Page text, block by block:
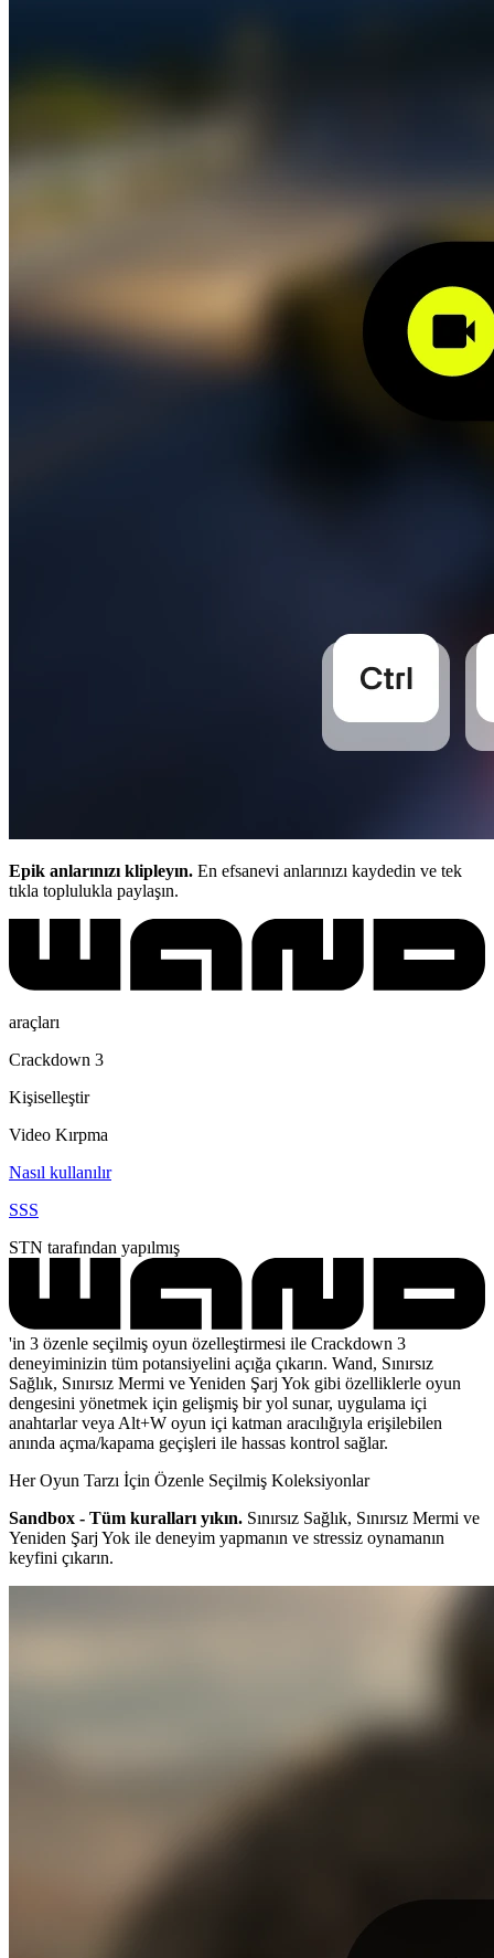
Epik anlarınızı klipleyın. En efsanevi anlarınızı kaydedin ve tek
tıkla toplulukla paylaşın.
araçları
Crackdown 3
Kişiselleştir
Video Kırpma
Nasıl kullanılır
SSS
STN tarafından yapılmış
'in 3 özenle seçilmiş oyun özelleştirmesi ile Crackdown 3
deneyiminizin tüm potansiyelini açığa çıkarın. Wand, Sınırsız
Sağlık, Sınırsız Mermi ve Yeniden Şarj Yok gibi özelliklerle oyun
dengesini yönetmek için gelişmiş bir yol sunar, uygulama içi
anahtarlar veya Alt+W oyun içi katman aracılığıyla erişilebilen
anında açma/kapama geçişleri ile hassas kontrol sağlar.
Her Oyun Tarzı İçin Özenle Seçilmiş Koleksiyonlar
Sandbox - Tüm kuralları yıkın. Sınırsız Sağlık, Sınırsız Mermi ve
Yeniden Şarj Yok ile deneyim yapmanın ve stressiz oynamanın
keyfini çıkarın.